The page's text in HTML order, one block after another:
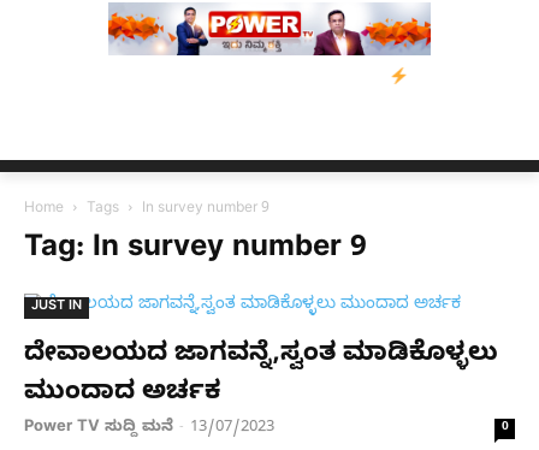
ನ್ಯೂಸ್ ಕಾರ್ಪ್‌ಗೆ
Home Tags In survey number 9
Tag: In survey number 9
JUST IN
ದೇವಾಲಯದ ಜಾಗವನ್ನೆ,ಸ್ವಂತ ಮಾಡಿಕೊಳ್ಳಲು
ಮುಂದಾದ ಅರ್ಚಕ
Power TV ಸುದ್ದಿ ಮನೆ - 13/07/2023 0